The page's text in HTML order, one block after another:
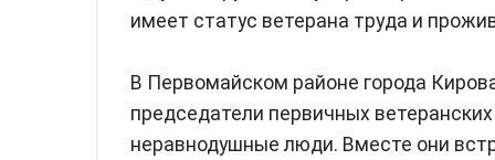
имеет статус ветерана труда и
В Первомайском районе города
председатели первичных
неравнодушные люди. Вместе они